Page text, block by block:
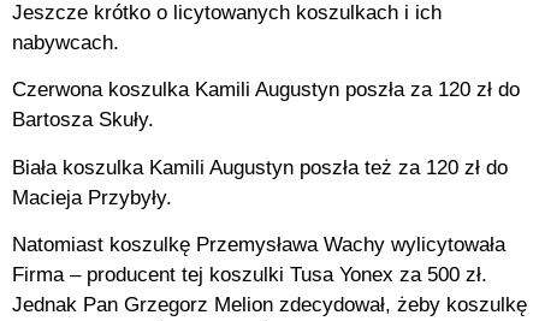
Jeszcze krótko o licytowanych koszulkach i ich
nabywcach.
Czerwona koszulka Kamili Augustyn poszła za 120 zł do
Bartosza Skuły.
Biała koszulka Kamili Augustyn poszła też za 120 zł do
Macieja Przybyły.
Natomiast koszulkę Przemysława Wachy wylicytowała
Firma – producent tej koszulki Tusa Yonex za 500 zł.
Jednak Pan Grzegorz Melion zdecydował, żeby koszulkę